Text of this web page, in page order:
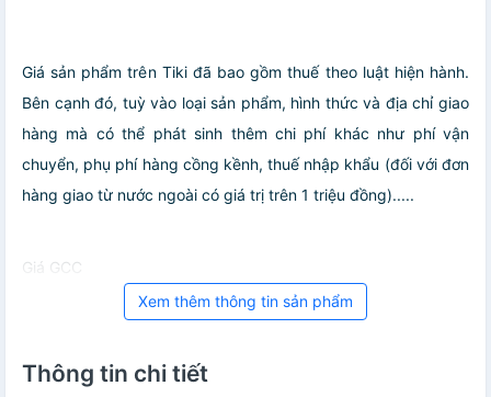
Giá sản phẩm trên Tiki đã bao gồm thuế theo luật hiện hành.
Bên cạnh đó, tuỳ vào loại sản phẩm, hình thức và địa chỉ giao
hàng mà có thể phát sinh thêm chi phí khác như phí vận
chuyển, phụ phí hàng cồng kềnh, thuế nhập khẩu (đối với đơn
hàng giao từ nước ngoài có giá trị trên 1 triệu đồng).....
Giá GCC
Xem thêm thông tin sản phẩm
Thông tin chi tiết